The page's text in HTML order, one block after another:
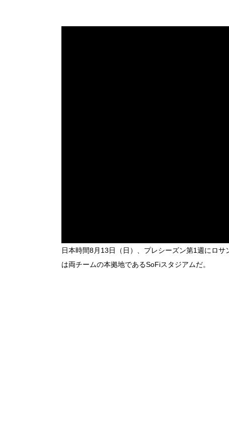
日本時間8月13日（日）、プレシーズン第1週にロ
は両チームの本拠地であるSoFiスタジアムだ。